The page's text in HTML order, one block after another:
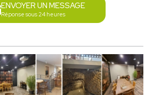
ENVOYER UN MESSAGE
Réponse sous 24 heures